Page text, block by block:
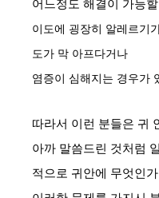
이도에 굉장히 알레르기
도가 막 아프다거나
염증이 심해지는 경우가
따라서 이런 분들은 귀
아까 말씀드린 것처럼
적으로 귀안에 무엇인